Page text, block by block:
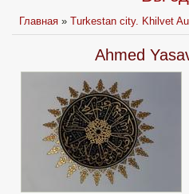
Главная »Turkestan city. Khilvet
Ahmed